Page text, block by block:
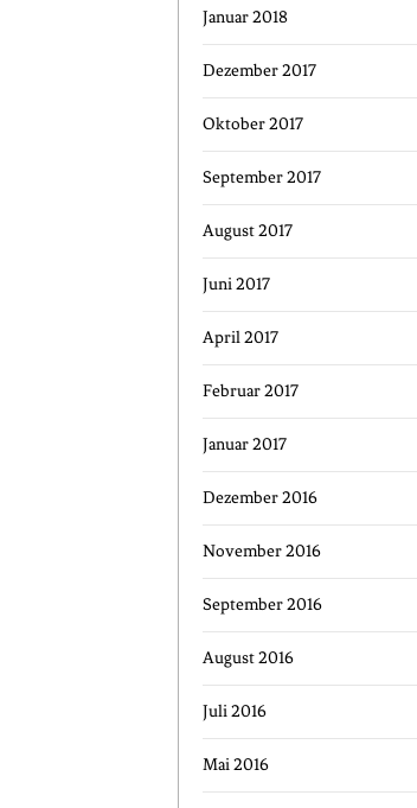
Januar 2018
Dezember 2017
Oktober 2017
September 2017
August 2017
Juni 2017
April 2017
Februar 2017
Januar 2017
Dezember 2016
November 2016
September 2016
August 2016
Juli 2016
Mai 2016